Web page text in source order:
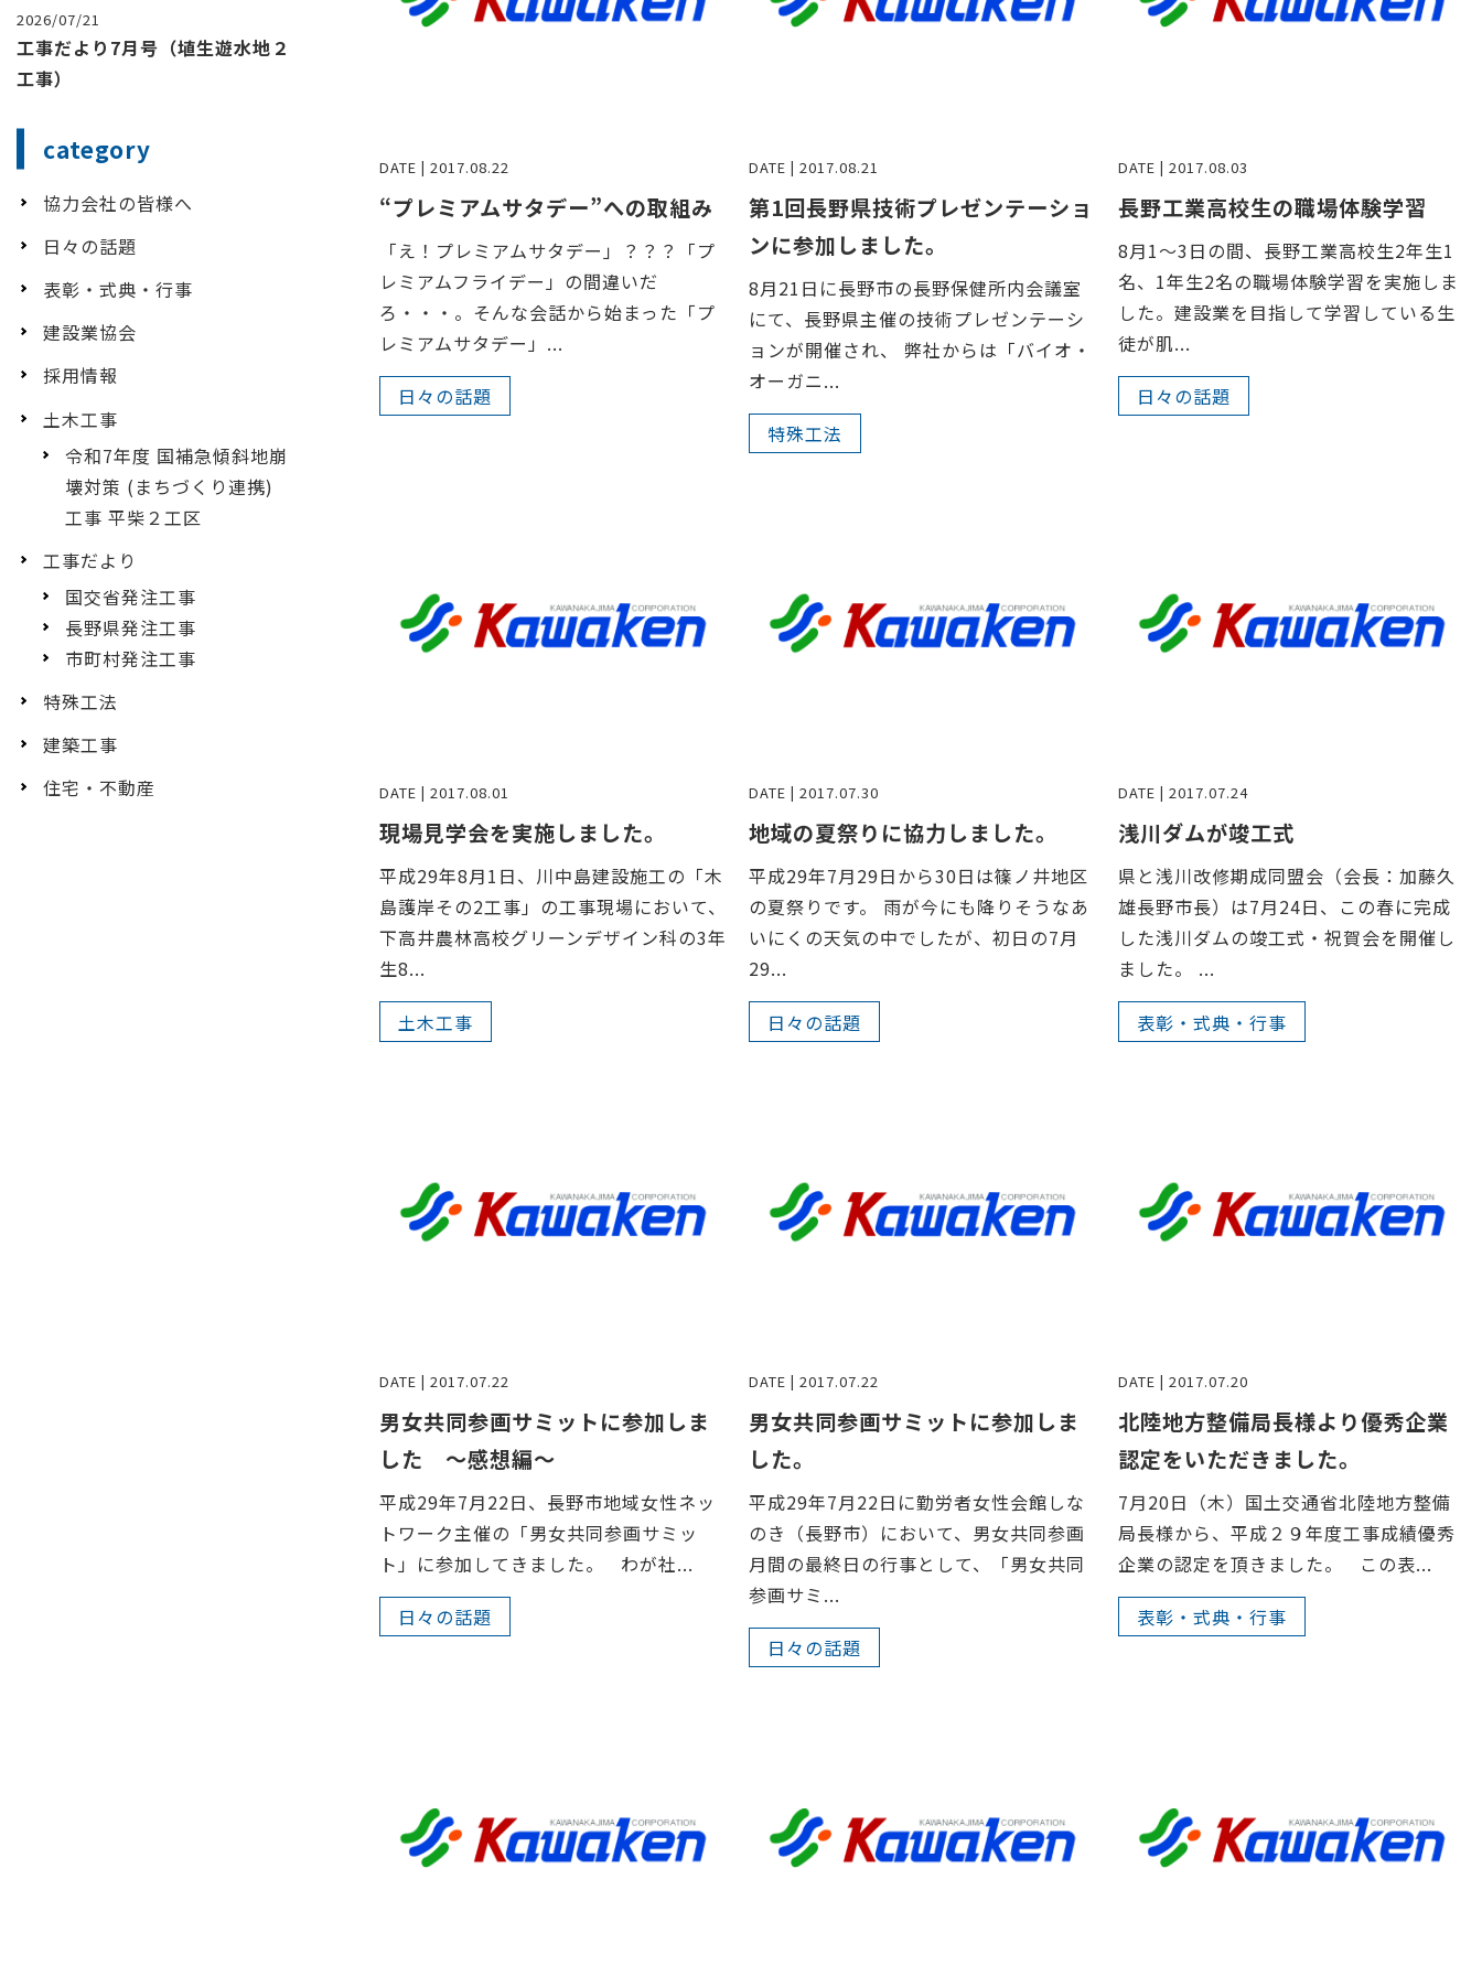
DATE | 2017.08.22
“プレミアムサタデー”への取組み
「え！プレミアムサタデー」？？？「プ
レミアムフライデー」の間違いだ
ろ・・・。そんな会話から始まった「プ
レミアムサタデー」...
日々の話題
DATE | 2017.08.21
第1回長野県技術プレゼンテーショ
ンに参加しました。
8月21日に長野市の長野保健所内会議室
にて、長野県主催の技術プレゼンテーシ
ョンが開催され、 弊社からは「バイオ・
オーガニ...
特殊工法
DATE | 2017.08.03
長野工業高校生の職場体験学習
8月1～3日の間、長野工業高校生2年生1
名、1年生2名の職場体験学習を実施しま
した。建設業を目指して学習している生
徒が肌...
日々の話題
DATE | 2017.08.01
現場見学会を実施しました。
平成29年8月1日、川中島建設施工の「木
島護岸その2工事」の工事現場において、
下高井農林高校グリーンデザイン科の3年
生8...
土木工事
DATE | 2017.07.30
地域の夏祭りに協力しました。
平成29年7月29日から30日は篠ノ井地区
の夏祭りです。 雨が今にも降りそうなあ
いにくの天気の中でしたが、初日の7月
29...
日々の話題
DATE | 2017.07.24
浅川ダムが竣工式
県と浅川改修期成同盟会（会長：加藤久
雄長野市長）は7月24日、この春に完成
した浅川ダムの竣工式・祝賀会を開催し
ました。 ...
表彰・式典・行事
DATE | 2017.07.22
男女共同参画サミットに参加しま
した ～感想編～
平成29年7月22日、長野市地域女性ネッ
トワーク主催の「男女共同参画サミッ
ト」に参加してきました。 わが社...
日々の話題
DATE | 2017.07.22
男女共同参画サミットに参加しま
した。
平成29年7月22日に勤労者女性会館しな
のき（長野市）において、男女共同参画
月間の最終日の行事として、「男女共同
参画サミ...
日々の話題
DATE | 2017.07.20
北陸地方整備局長様より優秀企業
認定をいただきました。
7月20日（木）国土交通省北陸地方整備
局長様から、平成２９年度工事成績優秀
企業の認定を頂きました。 この表...
表彰・式典・行事
2026/07/21
工事だより7月号（埴生遊水地２
工事）
category
協力会社の皆様へ
日々の話題
表彰・式典・行事
建設業協会
採用情報
土木工事
令和7年度 国補急傾斜地崩
壊対策 (まちづくり連携)
工事 平柴２工区
工事だより
国交省発注工事
長野県発注工事
市町村発注工事
特殊工法
建築工事
住宅・不動産